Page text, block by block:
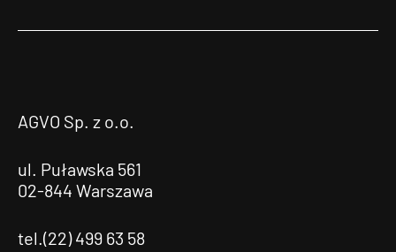
AGVO Sp. z o.o.
ul. Puławska 561
02-844 Warszawa
tel.(22) 499 63 58